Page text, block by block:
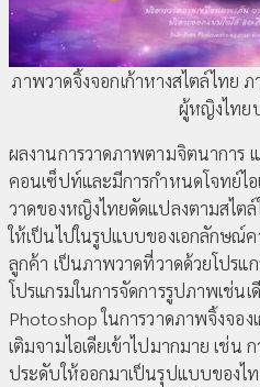
ภาพวาดจิ้งจอกเก้าหางสไตล์ไทย
ผู้หญิงไทย
ผลงานการวาดภาพตามจิตนาการ
คอนเซ็ปท์และมีการกำหนดโจทย์ไ
วาดของหญิงไทยดัดแปลงตามสไตล์
ให้เป็นไปในรูปแบบของเอกลักษณ์ค
ลูกค้า เป็นภาพวาดที่วาดด้วยโปรแ
โปรแกรมในการจัดการรูปภาพเช่น
Photoshop ในการวาดภาพจิ้งจอง
เติมจามไอเดียเข้าไปมากมาย เช่น
ประดับให้ออกมาเป็นรุปแบบของไ